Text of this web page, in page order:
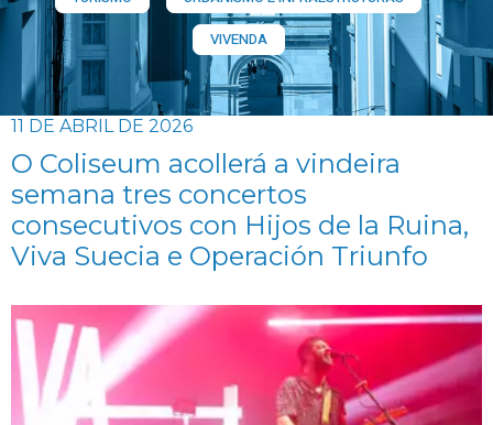
VIVENDA
11 DE ABRIL DE 2026
O Coliseum acollerá a vindeira
semana tres concertos
consecutivos con Hijos de la Ruina,
Viva Suecia e Operación Triunfo